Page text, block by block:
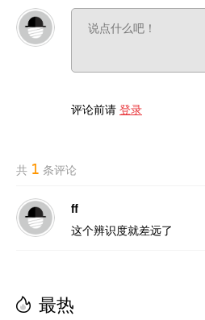
评论前请 登录
共 1 条评论
ff
这个辨识度就差远了
最热